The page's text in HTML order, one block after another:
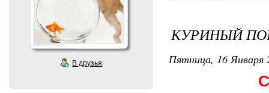
В друзья
КУРИНЫЙ
Пятница, 16 Января